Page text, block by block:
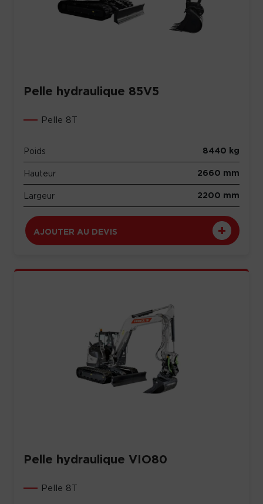
Pelle hydraulique 85V5
Pelle 8T
Poids 8440 kg
Hauteur 2660 mm
Largeur 2200 mm
AJOUTER AU DEVIS
Pelle hydraulique VIO80
Pelle 8T